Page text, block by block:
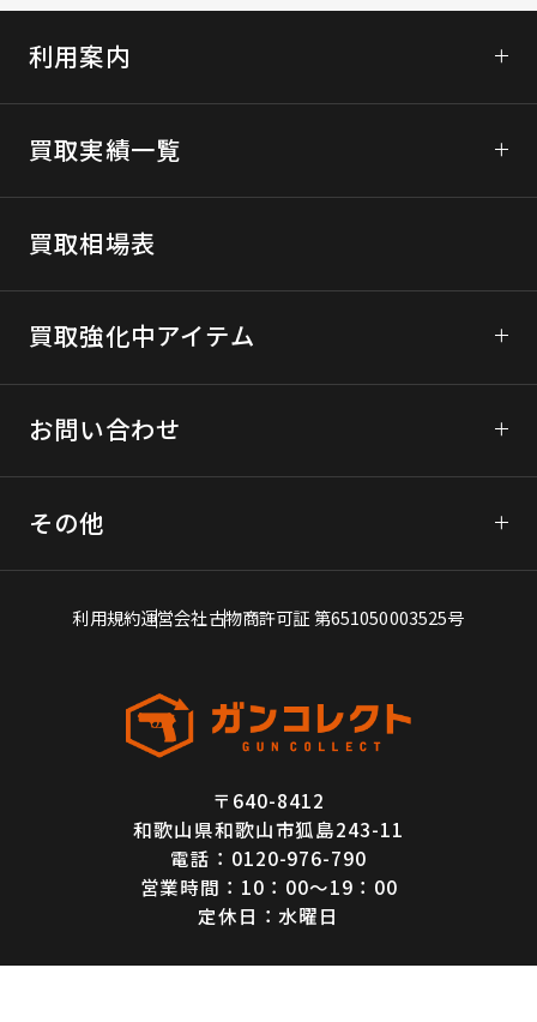
利用案内
宅配買取について
買取の流れ
LINE査定の詳細
宅配買取に関するご利用規約
宅配買取のお申込みはこちら
買取実績一覧
ブローバックガスガンの買取
パーツ、ミリタリーグッズの買取
買取相場表
買取強化中アイテム
KSC
WA（ウエスタンアームズ）
買取アイテム一覧
お問い合わせ
電話問い合わせ
その他
お客様の声
特定商取引法に基づく表記
プライバシーポリシー
キャンセル・返品ポリシー
買取価格保証・査定基準について
利用規約運営会社古物商許可証 第651050003525号
〒640-8412
和歌山県和歌山市狐島243-11
電話：0120-976-790
営業時間：10：00～19：00
定休日：水曜日